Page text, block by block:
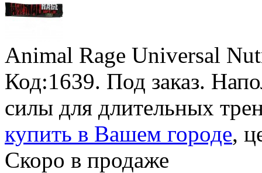
Animal Rage Universal
Код:1639. Под заказ.
силы для длительных
купить в Вашем городе,
Скоро в продаже